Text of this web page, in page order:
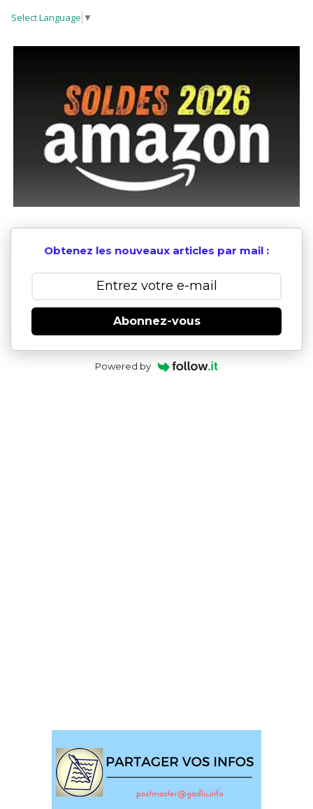
Select Language ▼
Obtenez les nouveaux articles par mail :
Abonnez-vous
Powered by